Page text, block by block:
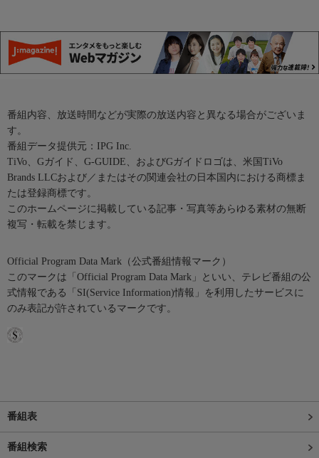
番組内容、放送時間などが実際の放送内容と異なる場合がございま
す。
番組データ提供元：IPG Inc.
TiVo、Gガイド、G-GUIDE、およびGガイドロゴは、米国TiVo
Brands LLCおよび／またはその関連会社の日本国内における商標ま
たは登録商標です。
このホームページに掲載している記事・写真等あらゆる素材の無断
複写・転載を禁じます。
Official Program Data Mark（公式番組情報マーク）
このマークは「Official Program Data Mark」といい、テレビ番組の公
式情報である「SI(Service Information)情報」を利用したサービスに
のみ表記が許されているマークです。
番組表
番組検索